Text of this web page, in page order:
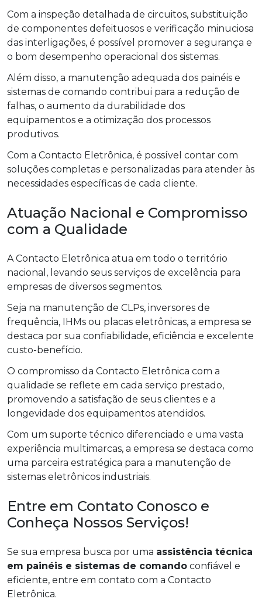
Com a inspeção detalhada de circuitos, substituição
de componentes defeituosos e verificação minuciosa
das interligações, é possível promover a segurança e
o bom desempenho operacional dos sistemas.
Além disso, a manutenção adequada dos painéis e
sistemas de comando contribui para a redução de
falhas, o aumento da durabilidade dos
equipamentos e a otimização dos processos
produtivos.
Com a Contacto Eletrônica, é possível contar com
soluções completas e personalizadas para atender às
necessidades específicas de cada cliente.
Atuação Nacional e Compromisso
com a Qualidade
A Contacto Eletrônica atua em todo o território
nacional, levando seus serviços de excelência para
empresas de diversos segmentos.
Seja na manutenção de CLPs, inversores de
frequência, IHMs ou placas eletrônicas, a empresa se
destaca por sua confiabilidade, eficiência e excelente
custo-benefício.
O compromisso da Contacto Eletrônica com a
qualidade se reflete em cada serviço prestado,
promovendo a satisfação de seus clientes e a
longevidade dos equipamentos atendidos.
Com um suporte técnico diferenciado e uma vasta
experiência multimarcas, a empresa se destaca como
uma parceira estratégica para a manutenção de
sistemas eletrônicos industriais.
Entre em Contato Conosco e
Conheça Nossos Serviços!
Se sua empresa busca por uma assistência técnica
em painéis e sistemas de comando confiável e
eficiente, entre em contato com a Contacto
Eletrônica.